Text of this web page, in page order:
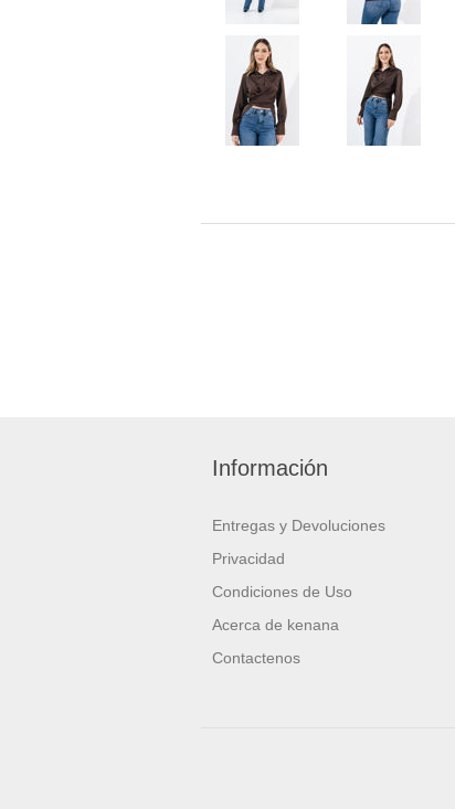
Información
Entregas y Devoluciones
Privacidad
Condiciones de Uso
Acerca de kenana
Contactenos